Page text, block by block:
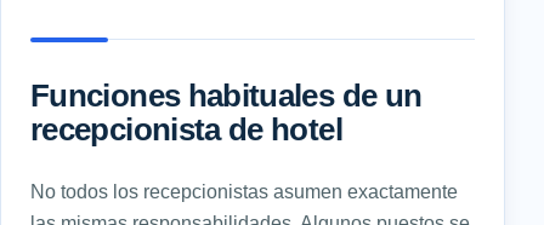
Funciones habituales de un
recepcionista de hotel
No todos los recepcionistas asumen exactamente